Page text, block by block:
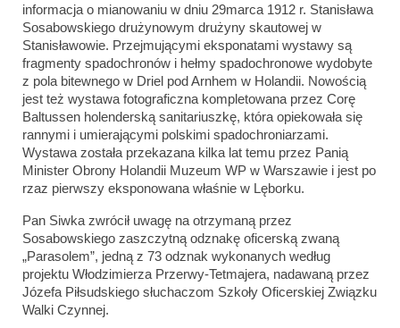
informacja o mianowaniu w dniu 29marca 1912 r. Stanisława
Sosabowskiego drużynowym drużyny skautowej w
Stanisławowie. Przejmującymi eksponatami wystawy są
fragmenty spadochronów i hełmy spadochronowe wydobyte
z pola bitewnego w Driel pod Arnhem w Holandii. Nowością
jest też wystawa fotograficzna kompletowana przez Corę
Baltussen holenderską sanitariuszkę, która opiekowała się
rannymi i umierającymi polskimi spadochroniarzami.
Wystawa została przekazana kilka lat temu przez Panią
Minister Obrony Holandii Muzeum WP w Warszawie i jest po
rzaz pierwszy eksponowana właśnie w Lęborku.
Pan Siwka zwrócił uwagę na otrzymaną przez
Sosabowskiego zaszczytną odznakę oficerską zwaną
„Parasolem”, jedną z 73 odznak wykonanych według
projektu Włodzimierza Przerwy-Tetmajera, nadawaną przez
Józefa Piłsudskiego słuchaczom Szkoły Oficerskiej Związku
Walki Czynnej.